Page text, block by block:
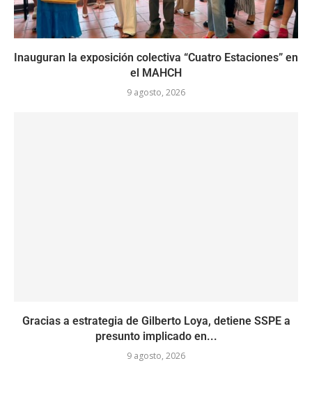
Inauguran la exposición colectiva “Cuatro Estaciones” en
el MAHCH
9 agosto, 2026
Gracias a estrategia de Gilberto Loya, detiene SSPE a
presunto implicado en...
9 agosto, 2026